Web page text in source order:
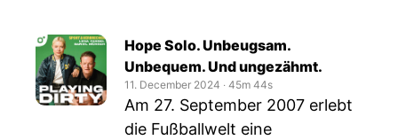
Hope Solo. Unbeugsam.
Unbequem. Und ungezähmt.
11. December 2024 ‧ 45m 44s
Am 27. September 2007 erlebt
die Fußballwelt eine